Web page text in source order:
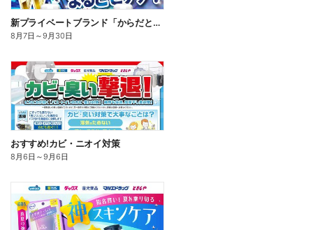
新プライベートブランド「からだとくらしに+1(プラスワン)」よりモンダミン口内トータルケア登場!
8月7日 ～9月30日
おすすめ!カビ・ニオイ対策
8月6日 ～9月6日